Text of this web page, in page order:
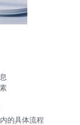
的具体流程